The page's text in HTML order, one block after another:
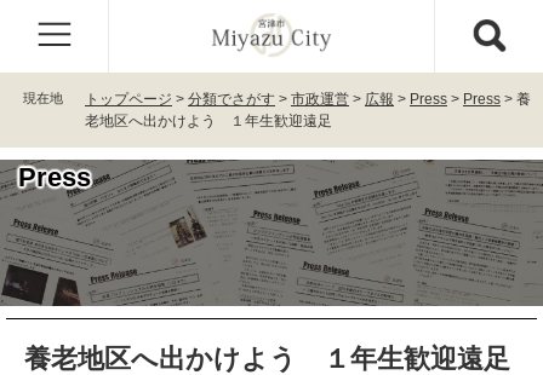
で
す
。
ば
し
て
本
文
へ
現在地 トップページ > 分類でさがす > 市政運営 > 広報 > Press > Press > 養
老地区へ出かけよう １年生歓迎遠足
Press
養老地区へ出かけよう １年生歓迎遠足